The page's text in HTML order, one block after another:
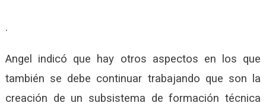
.
Angel indicó que hay otros aspectos en los que
también se debe continuar trabajando que son la
creación de un subsistema de formación técnica